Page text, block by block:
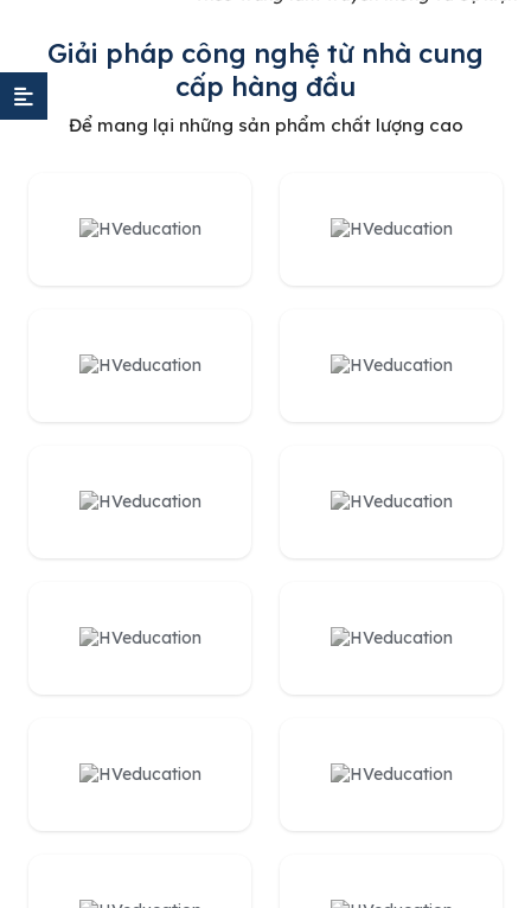
Giải pháp công nghệ từ nhà cung
cấp hàng đầu
Để mang lại những sản phẩm chất lượng cao